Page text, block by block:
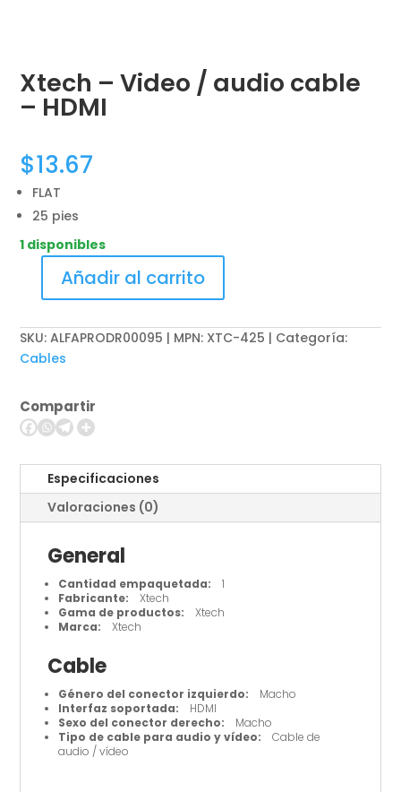
Xtech – Video / audio cable
– HDMI
$13.67
FLAT
25 pies
1 disponibles
Video
/
audio
-
HDMI
Añadir al carrito
SKU:ALFAPRODR00095 | MPN: XTC-425
Categoría:
Cables
Compartir
Especificaciones
Valoraciones (0)
General
Cantidad empaquetada: 1
Fabricante: Xtech
Gama de productos: Xtech
Marca: Xtech
Cable
Género del conector izquierdo: Macho
Interfaz soportada: HDMI
Sexo del conector derecho: Macho
Tipo de cable para audio y vídeo: Cable de
audio / vídeo